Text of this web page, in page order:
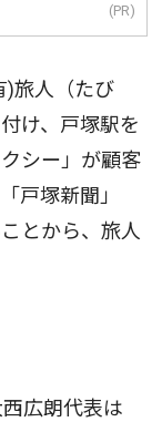
(PR)
旅人（たび
け、戸塚駅を
シー」が顧客
戸塚新聞」
とから、旅人
広朗代表は